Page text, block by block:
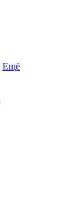
Ещё